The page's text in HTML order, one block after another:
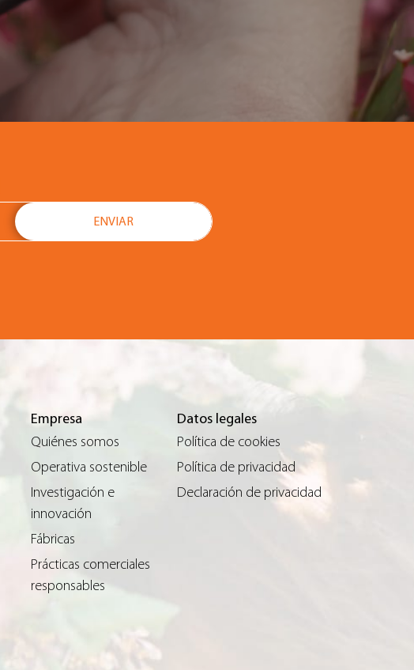
Empresa
Quiénes somos
Operativa sostenible
Investigación e
innovación
Fábricas
Prácticas comerciales
responsables
Datos legales
Política de cookies
Política de privacidad
Declaración de privacidad